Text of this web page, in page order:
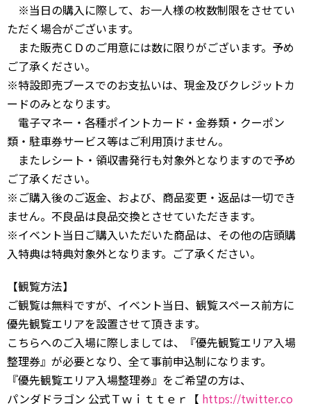
※当日の購入に際して、お一人様の枚数制限をさせてい
ただく場合がございます。
また販売ＣＤのご用意には数に限りがございます。予め
ご了承ください。
※特設即売ブースでのお支払いは、現金及びクレジットカ
ードのみとなります。
電子マネー・各種ポイントカード・金券類・クーポン
類・駐車券サービス等はご利用頂けません。
またレシート・領収書発行も対象外となりますので予め
ご了承ください。
※ご購入後のご返金、および、商品変更・返品は一切でき
ません。不良品は良品交換とさせていただきます。
※イベント当日ご購入いただいた商品は、その他の店頭購
入特典は特典対象外となります。ご了承ください。
【観覧方法】
ご観覧は無料ですが、イベント当日、観覧スペース前方に
優先観覧エリアを設置させて頂きます。
こちらへのご入場に際しましては、『優先観覧エリア入場
整理券』が必要となり、全て事前申込制になります。
『優先観覧エリア入場整理券』をご希望の方は、
パンダドラゴン 公式Ｔｗｉｔｔｅｒ【 https://twitter.co